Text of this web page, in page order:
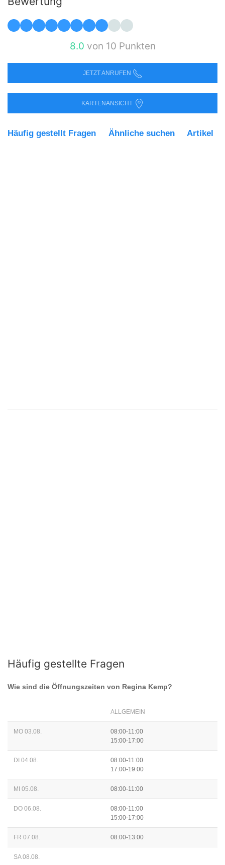
8.0 von 10 Punkten
JETZT ANRUFEN
KARTENANSICHT
Häufig gestellt Fragen Ähnliche suchen Artikel
Häufig gestellte Fragen
Wie sind die Öffnungszeiten von Regina Kemp?
ALLGEMEIN
MO 03.08.
08:00-11:00
15:00-17:00
DI 04.08.
08:00-11:00
17:00-19:00
MI 05.08. 08:00-11:00
DO 06.08.
08:00-11:00
15:00-17:00
FR 07.08. 08:00-13:00
SA 08.08.